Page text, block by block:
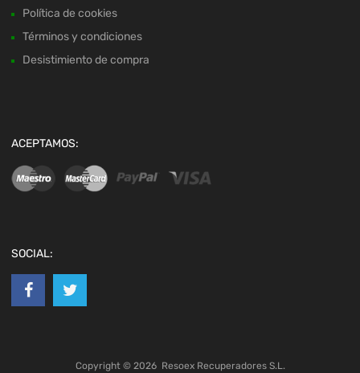
Política de cookies
Términos y condiciones
Desistimiento de compra
ACEPTAMOS:
SOCIAL:
Copyright © 2026 Resoex Recuperadores S.L.